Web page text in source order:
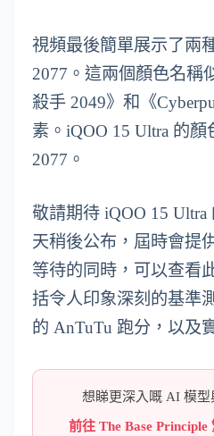
視頻最後簡單展示了兩
2077。這兩個顏色名稱
殺手 2049》和《
素。iQOO 15 Ultra 的顏
2077。
敬請期待 iQOO 15
天稍後公布，屆時會提
等待的同時，可以查看
括令人印象深刻的基準
的 AnTuTu 跑分，以及
想睇更深入嘅 AI 模型
前往 The Base